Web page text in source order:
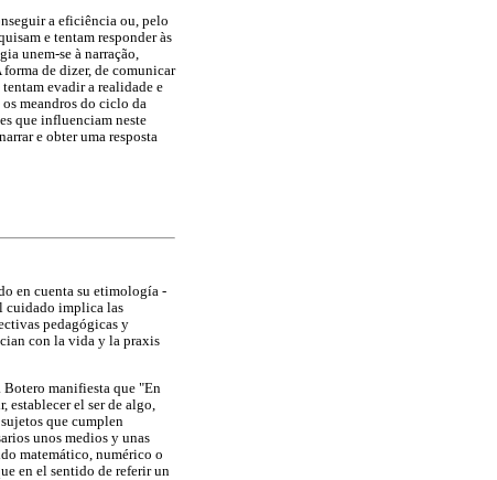
a eficiência ou, pelo
e tentam responder às
unem-se à narração,
forma de dizer, de comunicar
evadir a realidade e
meandros do ciclo da
que influenciam neste
e obter uma resposta
en cuenta su etimología -
cuidado implica las
pedagógicas y
con la vida y la praxis
Botero manifiesta que "En
establecer el ser de algo,
que cumplen
unos medios y unas
matemático, numérico o
en el sentido de referir un